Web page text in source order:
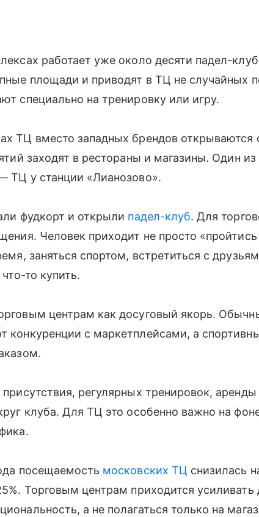
работает уже около десяти падел-
площади и приводят в ТЦ не случайных
специально на тренировку или игру.
ТЦ вместо западных брендов открываются
заходят в рестораны и магазины. Один из
ТЦ у станции «Лианозово».
фудкорт и открыли падел-клуб. Для
Человек приходит не просто «пройтись
заняться спортом, встретиться с
то купить.
центрам как досуговый якорь.
конкуренции с маркетплейсами, а
регулярных тренировок,
клуба. Для ТЦ это особенно важно на
посещаемость московских ТЦ снизилась
Торговым центрам приходится усиливать
а не полагаться только на